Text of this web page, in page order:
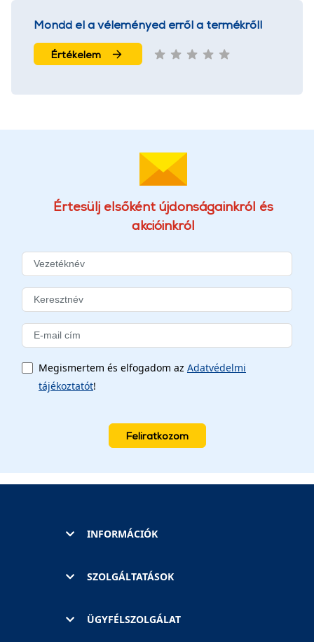
Mondd el a véleményed erről a termékről!
Értékelem
Értesülj elsőként újdonságainkról és
akcióinkról
Megismertem és elfogadom az Adatvédelmi
tájékoztatót!
Feliratkozom
INFORMÁCIÓK
SZOLGÁLTATÁSOK
ÜGYFÉLSZOLGÁLAT